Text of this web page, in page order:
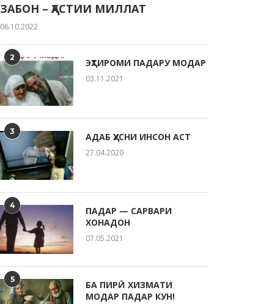
ЗАБОН – ҲАСТИИ МИЛЛАТ
06.10.2022
2 ЭҲТИРОМИ ПАДАРУ МОДАР
03.11.2021
3 АДАБ ҲУСНИ ИНСОН АСТ
27.04.2020
4
ПАДАР — САРВАРИ
ХОНАДОН
07.05.2021
5
БА ПИРӢ ХИЗМАТИ
МОДАР ПАДАР КУН!